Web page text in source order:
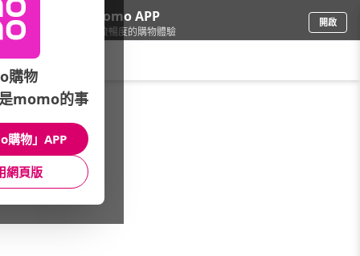
下載momo APP
給你3倍流暢度的購物體驗
開啟
品牌旗艦/Jeep/男裝
館長推薦 月銷量
購物
momo的事
購物」APP
網頁版